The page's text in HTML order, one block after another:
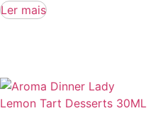
Ler mais